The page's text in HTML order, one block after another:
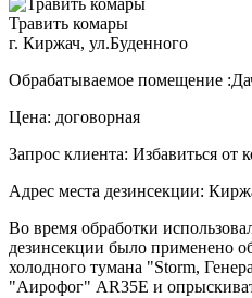
Травить комары
г. Киржач, ул.Буденного
Обрабатываемое помещение
Цена: договорная
Запрос клиента: Избавиться от
Адрес места дезинсекции:
Во время обработки
дезинсекции было применено
холодного тумана "Storm,
"Аирофог" AR35E и